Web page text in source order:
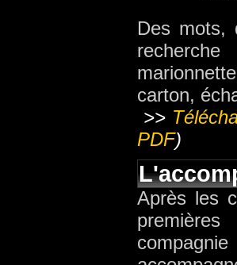
Des mots,
recherche
carton,
>>
PDF)
Après les